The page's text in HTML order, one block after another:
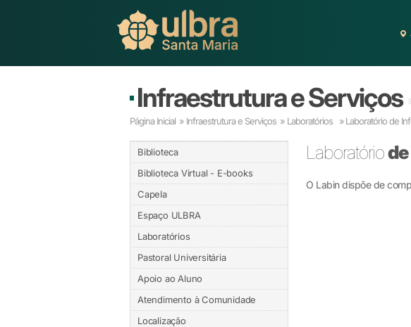
Infraestrutura e Serviços
Página Inicial » Infraestrutura e Serviços » Laboratórios »Laboratório de
Biblioteca
Biblioteca Virtual - E-books
Capela
Espaço ULBRA
Laboratórios
Pastoral Universitária
Apoio ao Aluno
Atendimento à Comunidade
Localização
Laboratório
O Labin dispõe de